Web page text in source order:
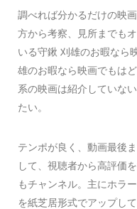
調べれば分かるだけの映
方から考察、見所までも
いる守鍬 刈雄のお暇なら
雄のお暇なら映画でもは
系の映画は紹介していな
たい。
テンポが良く、動画最後
して、視聴者から高評価
もチャンネル。主にホラ
を紙芝居形式でアップし